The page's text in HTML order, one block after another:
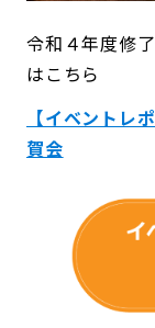
令和４年度修
はこちら
【イベント
賀会